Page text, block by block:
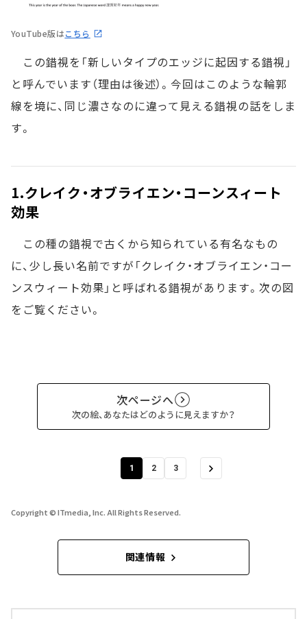
YouTube版はこちら
この錯視を「新しいタイプのエッジに起因する錯視」
と呼んでいます（理由は後述）。今回はこのような輪郭
線を境に、同じ濃さなのに違って見える錯視の話をしま
す。
1.クレイク・オブライエン・コーンスィート
効果
この種の錯視で古くから知られている有名なもの
に、少し長い名前ですが「クレイク・オブライエン・コー
ンスウィート効果」と呼ばれる錯視があります。次の図
をご覧ください。
次ページへ
次の絵、あなたはどのように見えますか？
1 2 3
Copyright © ITmedia, Inc. All Rights Reserved.
関連情報